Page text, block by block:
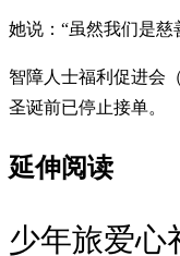
她说：“虽然我们是
智障人士福利促进会
圣诞前已停止接单。
延伸阅读
少年旅爱心